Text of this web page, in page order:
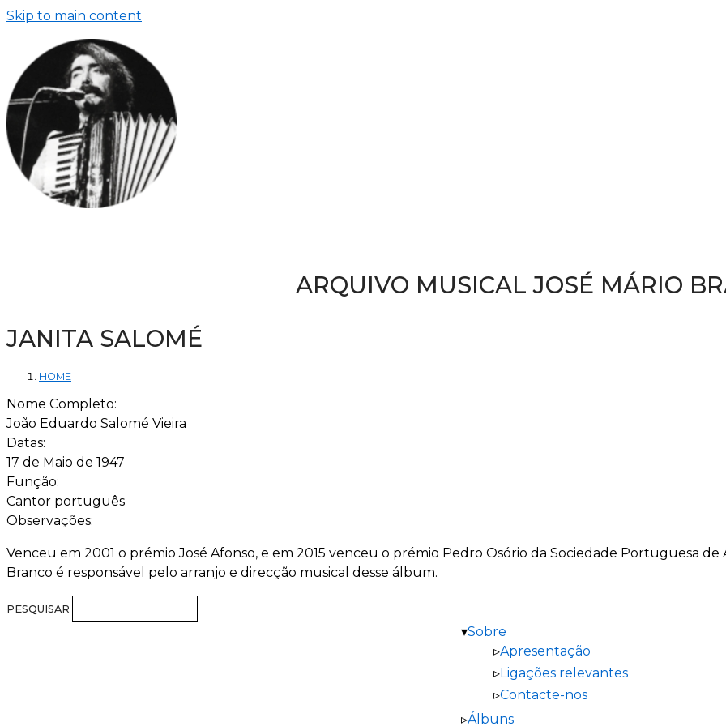
Skip to main content
ARQUIVO MUSICAL JOSÉ MÁRIO
JANITA SALOMÉ
HOME
Nome Completo:
João Eduardo Salomé Vieira
Datas:
17 de Maio de 1947
Função:
Cantor português
Observações:
Venceu em 2001 o prémio José Afonso, e em 2015 venceu o prémio Pedro Osório da Sociedade Portuguesa
Branco é responsável pelo arranjo e direcção musical desse álbum.
PESQUISAR
Sobre
Apresentação
Ligações relevantes
Contacte-nos
Álbuns